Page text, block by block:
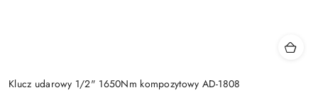
Klucz udarowy 1/2" 1650Nm kompozytowy AD-1808